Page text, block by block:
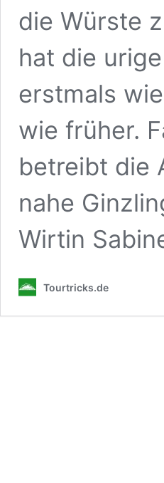
die Würste
hat die
erstmals
wie früher.
betreibt die
nahe
Wirtin
Tourtricks.de